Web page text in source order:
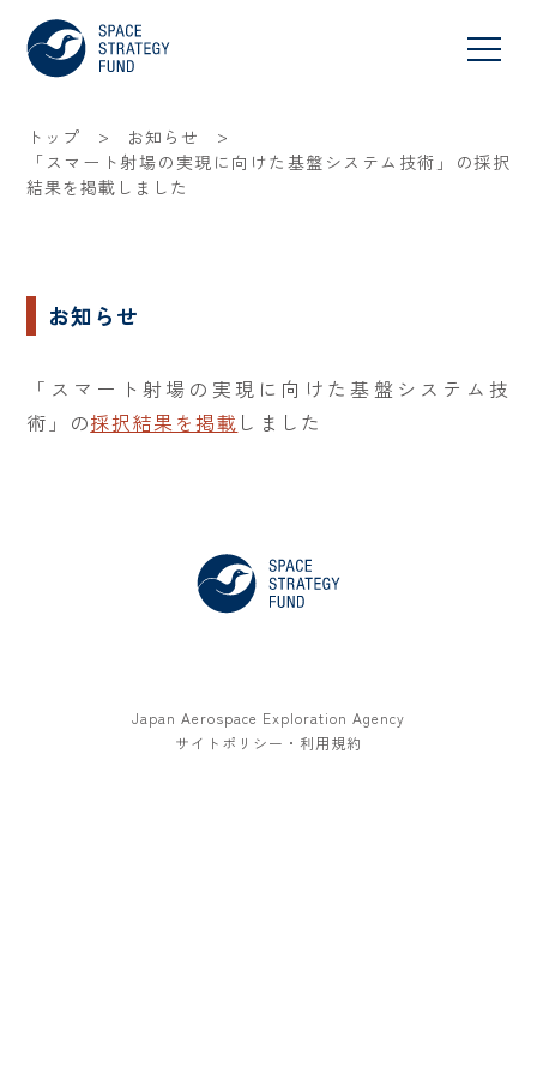
トップ > お知らせ
>
「スマート射場の実現に向けた基盤システム技術」の採択
結果を掲載しました
お知らせ
「スマート射場の実現に向けた基盤システム技
術」の採択結果を掲載 しました
Japan Aerospace Exploration Agency
サイトポリシー・利用規約